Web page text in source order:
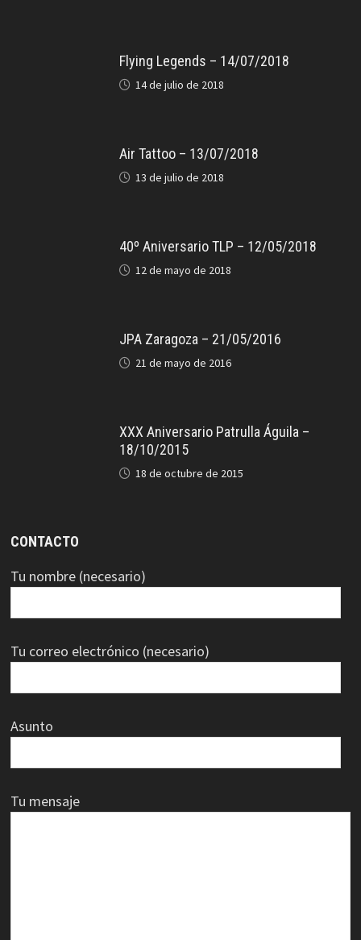
Flying Legends – 14/07/2018
14 de julio de 2018
Air Tattoo – 13/07/2018
13 de julio de 2018
40º Aniversario TLP – 12/05/2018
12 de mayo de 2018
JPA Zaragoza – 21/05/2016
21 de mayo de 2016
XXX Aniversario Patrulla Águila –
18/10/2015
18 de octubre de 2015
CONTACTO
Tu nombre (necesario)
Tu correo electrónico (necesario)
Asunto
Tu mensaje